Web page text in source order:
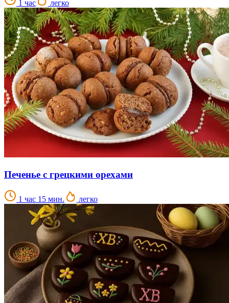
1 час легко
Печенье с грецкими орехами
1 час 15 мин. легко